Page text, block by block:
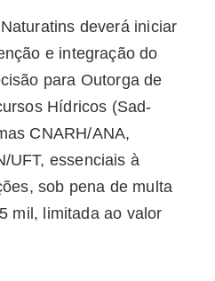
deverá iniciar
e integração do
para Outorga de
Hídricos (Sad-
CNARH/ANA,
UFT, essenciais à
sob pena de multa
mil, limitada ao valor